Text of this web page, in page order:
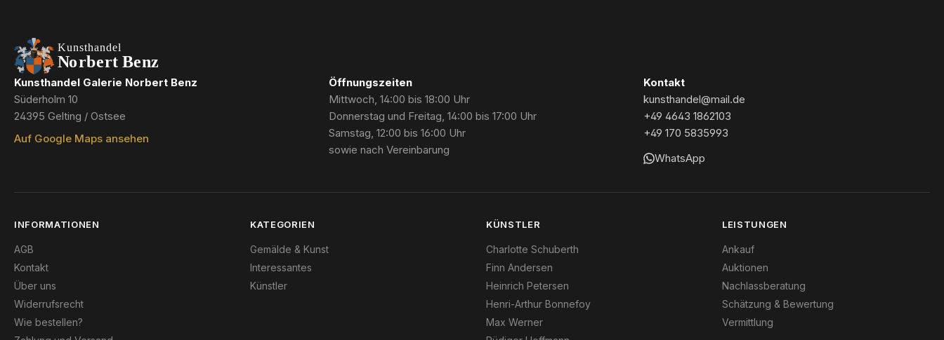
Kunsthandel Galerie Norbert Benz
Süderholm 10
24395 Gelting / Ostsee
Auf Google Maps ansehen
Öffnungszeiten
Mittwoch, 14:00 bis 18:00 Uhr
Donnerstag und Freitag, 14:00 bis 17:00 Uhr
Samstag, 12:00 bis 16:00 Uhr
sowie nach Vereinbarung
Kontakt
kunsthandel@mail.de
+49 4643 1862103
+49 170 5835993
WhatsApp
INFORMATIONEN
AGB
Kontakt
Über uns
Widerrufsrecht
Wie bestellen?
KATEGORIEN
Gemälde & Kunst
Interessantes
Künstler
KÜNSTLER
Charlotte Schuberth
Finn Andersen
Heinrich Petersen
Henri-Arthur Bonnefoy
Max Werner
LEISTUNGEN
Ankauf
Auktionen
Nachlassberatung
Schätzung & Bewertung
Vermittlung